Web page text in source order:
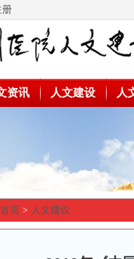
册
资讯 人文建设 人
首页 > 人文建设